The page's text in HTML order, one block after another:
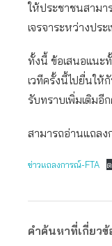
ให้ประชาชนสาม
เจรจาระหว่างประ
ทั้งนี้ ข้อเสนอแนะ
เวทีครั้งนี้ไปยื่นให้
รับทราบเพิ่มเติมอี
สามารถอ่านแถล
ข่าวแถลงการณ์-FTA
คำค้นหาที่เกี่ยวข้